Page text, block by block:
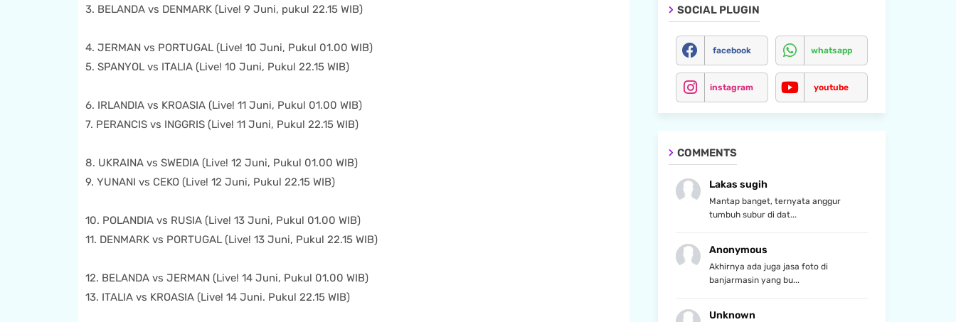
3. BELANDA vs DENMARK (Live! 9 Juni, pukul 22.15 WIB)
4. JERMAN vs PORTUGAL (Live! 10 Juni, Pukul 01.00 WIB)
5. SPANYOL vs ITALIA (Live! 10 Juni, Pukul 22.15 WIB)
6. IRLANDIA vs KROASIA (Live! 11 Juni, Pukul 01.00 WIB)
7. PERANCIS vs INGGRIS (Live! 11 Juni, Pukul 22.15 WIB)
8. UKRAINA vs SWEDIA (Live! 12 Juni, Pukul 01.00 WIB)
9. YUNANI vs CEKO (Live! 12 Juni, Pukul 22.15 WIB)
10. POLANDIA vs RUSIA (Live! 13 Juni, Pukul 01.00 WIB)
11. DENMARK vs PORTUGAL (Live! 13 Juni, Pukul 22.15 WIB)
12. BELANDA vs JERMAN (Live! 14 Juni, Pukul 01.00 WIB)
13. ITALIA vs KROASIA (Live! 14 Juni. Pukul 22.15 WIB)
SOCIAL PLUGIN
facebook whatsapp
instagram youtube
COMMENTS
Lakas sugih
Mantap banget, ternyata anggur
tumbuh subur di dat...
Anonymous
Akhirnya ada juga jasa foto di
banjarmasin yang bu...
Unknown